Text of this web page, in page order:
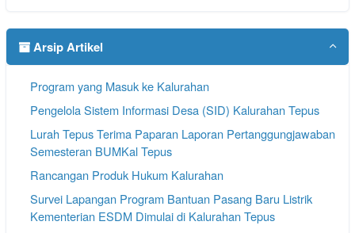
Arsip Artikel
Program yang Masuk ke Kalurahan
Pengelola Sistem Informasi Desa (SID) Kalurahan Tepus
Lurah Tepus Terima Paparan Laporan Pertanggungjawaban
Semesteran BUMKal Tepus
Rancangan Produk Hukum Kalurahan
Survei Lapangan Program Bantuan Pasang Baru Listrik
Kementerian ESDM Dimulai di Kalurahan Tepus